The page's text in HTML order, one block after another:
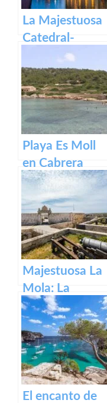
La Majestuosa
Catedral-
Basílica de
Santa María en
Mallorca.
Playa Es Moll
en Cabrera
Majestuosa La
Mola: La
Fortaleza de
Menorca
El encanto de